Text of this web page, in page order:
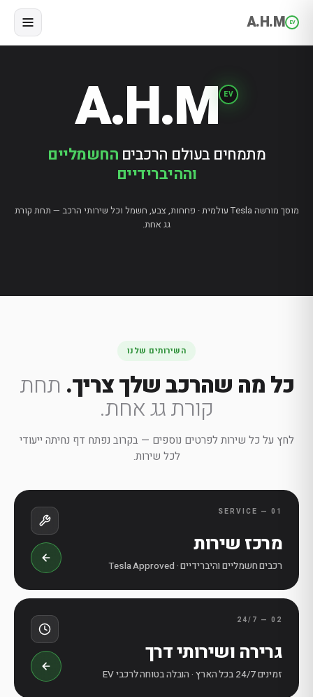
EV
A.H.M
EV
A.H.M
מתמחים בעולם הרכבים החשמליים
וההיברידיים
מוסך מורשה Tesla עולמית · פחחות, צבע, חשמל וכל שירותי הרכב — תחת קורת
גג אחת.
השירותים שלנו
כל מה שהרכב שלך צריך. תחת
קורת גג אחת.
לחץ על כל שירות לפרטים נוספים — בקרוב נפתח דף נחיתה ייעודי
לכל שירות.
01 — SERVICE
מרכז שירות
רכבים חשמליים והיברידיים · Tesla Approved
02 — 24/7
גרירה ושירותי דרך
זמינים 24/7 בכל הארץ · הובלה בטוחה לרכבי EV